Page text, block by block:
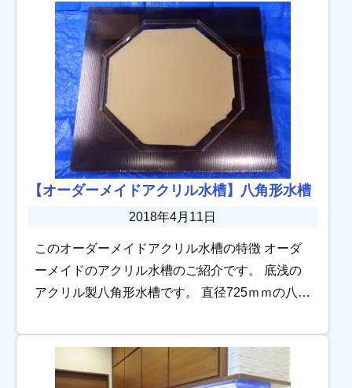
【オーダーメイドアクリル水槽】八角形水槽
2018年4月11日
このオーダーメイドアクリル水槽の特徴 オーダ
ーメイドのアクリル水槽のご紹介です。 底浅の
アクリル製八角形水槽です。 直径725ｍｍの八角
はH30mm。水位は20m […]